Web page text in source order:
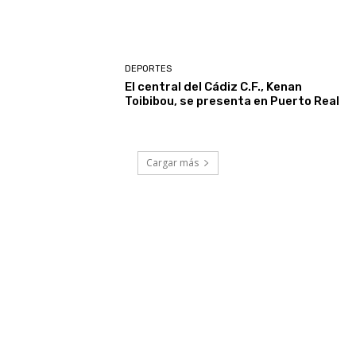
DEPORTES
El central del Cádiz C.F., Kenan
Toibibou, se presenta en Puerto Real
Cargar más